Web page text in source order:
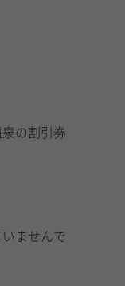
の割引券
ませんで